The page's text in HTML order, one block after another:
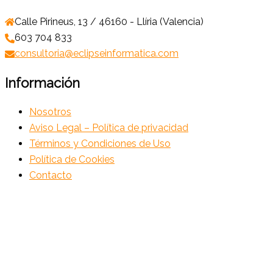
Calle Pirineus, 13 / 46160 - Llíria (Valencia)
603 704 833
consultoria@eclipseinformatica.com
Información
Nosotros
Aviso Legal – Política de privacidad
Términos y Condiciones de Uso
Política de Cookies
Contacto